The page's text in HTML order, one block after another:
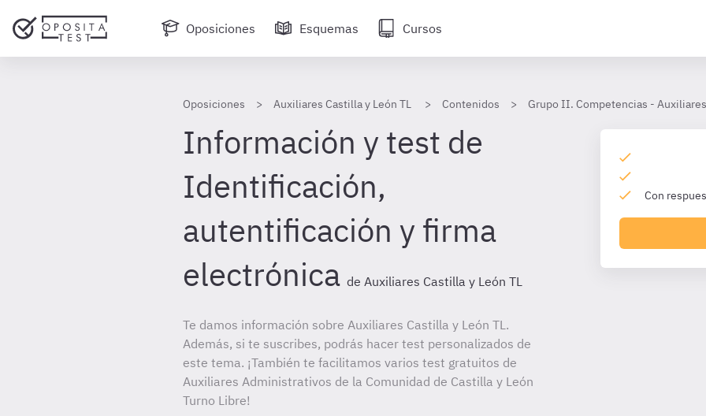
Oposiciones Esquemas Cursos
Oposiciones Auxiliares Castilla y León TL Contenidos Grupo II. Competencias -
Información y test de
Identificación,
autentificación y firma
electrónica de Auxiliares Castilla y León TL
Te damos información sobre Auxiliares Castilla y León TL.
Además, si te suscribes, podrás hacer test personalizados de
este tema. ¡También te facilitamos varios test gratuitos de
Auxiliares Administrativos de la Comunidad de Castilla y León
Turno Libre!
Con